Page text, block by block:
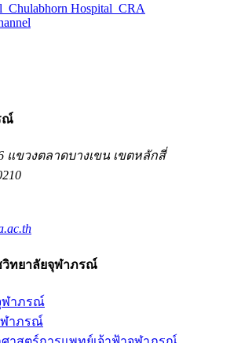
Chulabhorn Hospital CRA
ณ์
แขวงตลาดบางเขน เขตหลักสี่
วิทยาลัยจุฬาภรณ์
ฬาภรณ์
ฬาภรณ์